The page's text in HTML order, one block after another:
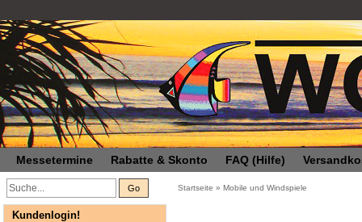
Messetermine Rabatte & Skonto FAQ (Hilfe)
Go Startseite » Mobile und Windspiele
Kundenlogin!